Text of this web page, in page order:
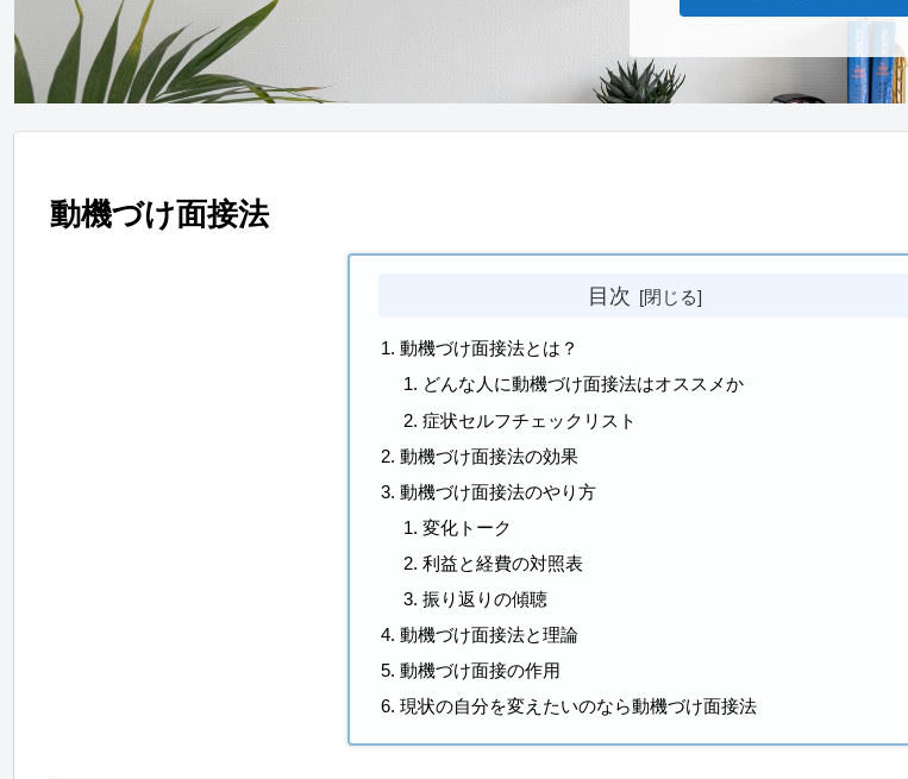
動機づけ面接法
目次
動機づけ面接法とは？
どんな人に動機づけ面接法はオススメか
症状セルフチェックリスト
動機づけ面接法の効果
動機づけ面接法のやり方
変化トーク
利益と経費の対照表
振り返りの傾聴
動機づけ面接法と理論
動機づけ面接の作用
現状の自分を変えたいのなら動機づけ面接法